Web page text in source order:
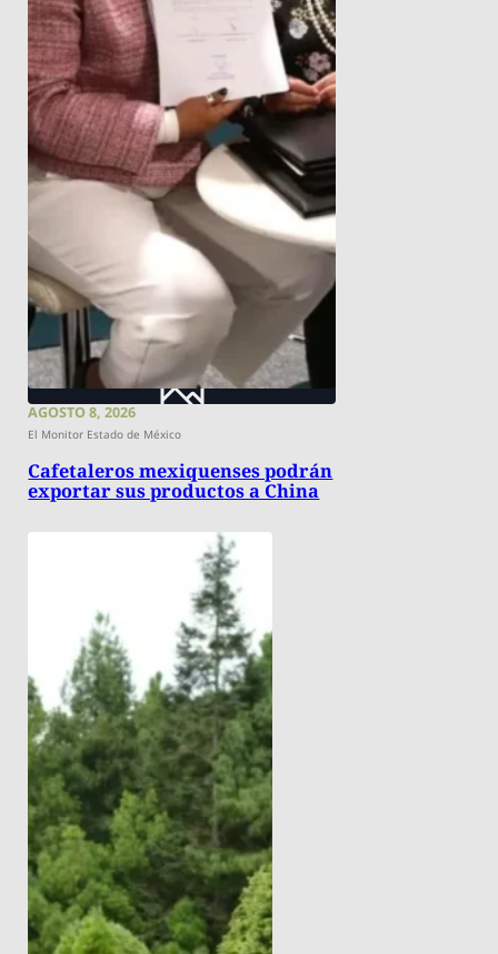
AGOSTO 8, 2026
El Monitor Estado de México
Cafetaleros mexiquenses podrán
exportar sus productos a China